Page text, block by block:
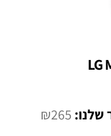
₪265 המחיר